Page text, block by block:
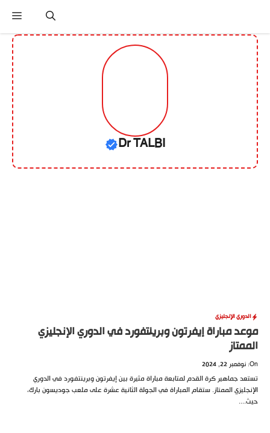
القائمة
Dr TALBI
الإنجليزي
مباراة إيفرتون وبرينتفورد في الدوري الإنجليزي
جماهير كرة القدم لمتابعة مباراة مثيرة بين إيفرتون وبرينتفورد في الدوري
الممتاز. ستقام المباراة في الجولة الثانية عشرة على ملعب جوديسون بارك،